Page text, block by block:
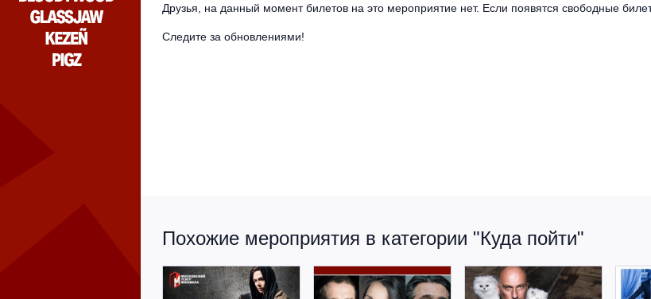
Друзья, на данный момент билетов на это мероприятие нет. Если появятся свободные
Следите за обновлениями!
Похожие мероприятия в категории "Куда пойти"